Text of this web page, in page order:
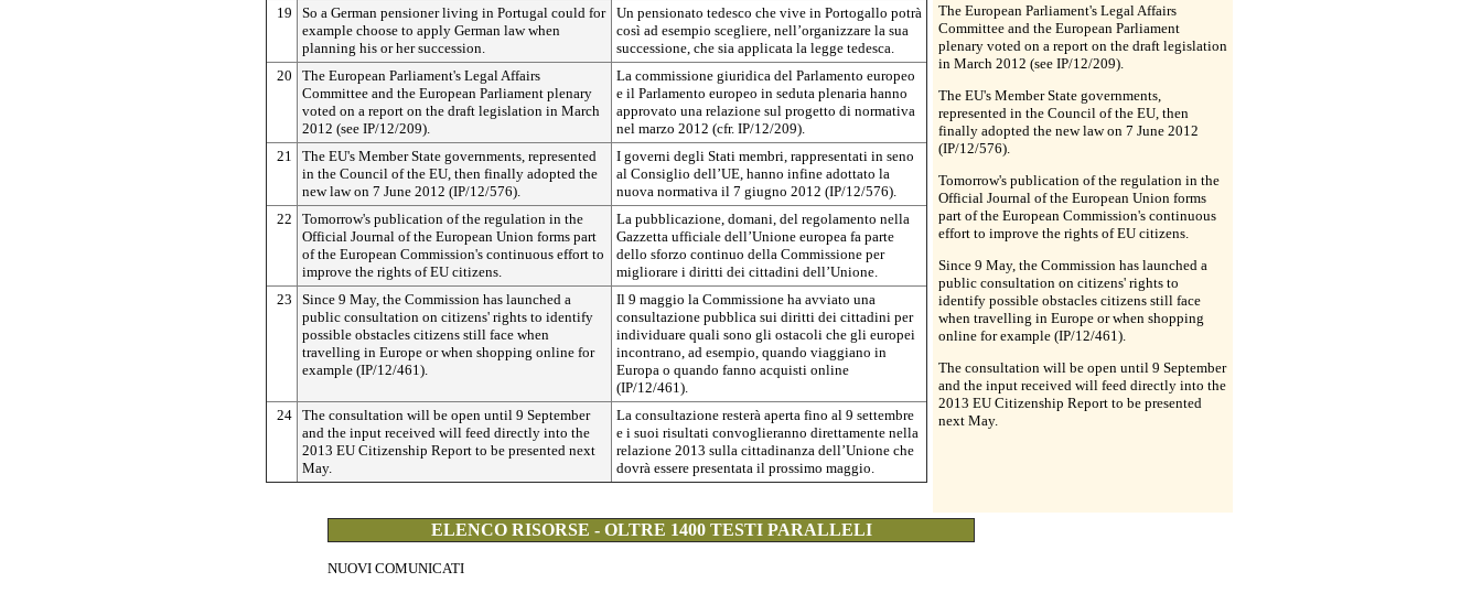
19
So a German pensioner living in Portugal could for
example choose to apply German law when
planning his or her succession.
Un pensionato tedesco che vive in Portogallo potrà
così ad esempio scegliere, nell’organizzare la sua
successione, che sia applicata la legge tedesca.
20
The European Parliament's Legal Affairs
Committee and the European Parliament plenary
voted on a report on the draft legislation in March
2012 (see IP/12/209).
La commissione giuridica del Parlamento europeo
e il Parlamento europeo in seduta plenaria hanno
approvato una relazione sul progetto di normativa
nel marzo 2012 (cfr. IP/12/209).
21
The EU's Member State governments, represented
in the Council of the EU, then finally adopted the
new law on 7 June 2012 (IP/12/576).
I governi degli Stati membri, rappresentati in seno
al Consiglio dell’UE, hanno infine adottato la
nuova normativa il 7 giugno 2012 (IP/12/576).
22
Tomorrow's publication of the regulation in the
Official Journal of the European Union forms part
of the European Commission's continuous effort to
improve the rights of EU citizens.
La pubblicazione, domani, del regolamento nella
Gazzetta ufficiale dell’Unione europea fa parte
dello sforzo continuo della Commissione per
migliorare i diritti dei cittadini dell’Unione.
23
Since 9 May, the Commission has launched a
public consultation on citizens' rights to identify
possible obstacles citizens still face when
travelling in Europe or when shopping online for
example (IP/12/461).
Il 9 maggio la Commissione ha avviato una
consultazione pubblica sui diritti dei cittadini per
individuare quali sono gli ostacoli che gli europei
incontrano, ad esempio, quando viaggiano in
Europa o quando fanno acquisti online
(IP/12/461).
24 The consultation will be open until 9 September
and the input received will feed directly into the
2013 EU Citizenship Report to be presented next
May.
La consultazione resterà aperta fino al 9 settembre
e i suoi risultati convoglieranno direttamente nella
relazione 2013 sulla cittadinanza dell’Unione che
dovrà essere presentata il prossimo maggio.
The European Parliament's Legal Affairs
Committee and the European Parliament
plenary voted on a report on the draft legislation
in March 2012 (see IP/12/209).
The EU's Member State governments,
represented in the Council of the EU, then
finally adopted the new law on 7 June 2012
(IP/12/576).
Tomorrow's publication of the regulation in the
Official Journal of the European Union forms
part of the European Commission's continuous
effort to improve the rights of EU citizens.
Since 9 May, the Commission has launched a
public consultation on citizens' rights to
identify possible obstacles citizens still face
when travelling in Europe or when shopping
online for example (IP/12/461).
The consultation will be open until 9 September
and the input received will feed directly into the
2013 EU Citizenship Report to be presented
next May.
ELENCO RISORSE - OLTRE 1400 TESTI PARALLELI
NUOVI COMUNICATI